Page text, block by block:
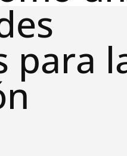
para